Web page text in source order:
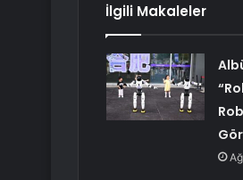
İlgili Makaleler